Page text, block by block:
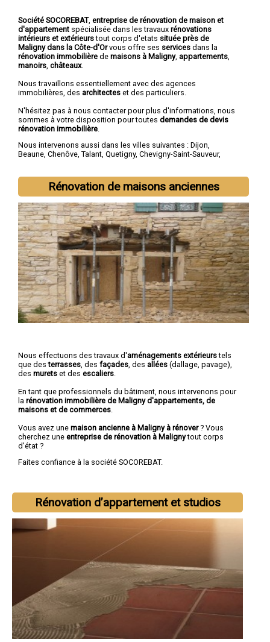
Société SOCOREBAT, entreprise de rénovation de maison et
d'appartement spécialisée dans les travaux rénovations
intérieurs et extérieurstout corps d'etats située près de
Maligny dans la Côte-d'Orvous offre ses services dans la
rénovation immobilière de maisons à Maligny, appartements
manoirs châteaux.
Nous travaillons essentiellement avec des agences
immobilières, des architectes et des particuliers.
N'hésitez pas à nous contacter pour plus d'informations, nous
sommes à votre disposition pour toutes demandes de devis
rénovation immobilière
Nous intervenons aussi dans les villes suivantes : Dijon,
Beaune, Chenôve, Talant, Quetigny, Chevigny-Saint-Sauveur,
Rénovation de maisons anciennes
Nous effectuons des travaux d'aménagements extérieurstels
que desterrasses , des façades , des allées (dallage, pavage),
des murets et des escaliers
En tant que professionnels du bâtiment, nous intervenons pour
la rénovation immobilière de Maligny d'appartements, de
maisons et de commerces
Vous avez une maison ancienne à Maligny à rénover? Vous
cherchez une entreprise de rénovation à Malignytout corps
d'état ?
Faites confiance à la société SOCOREBAT.
Rénovation d’appartement et studios